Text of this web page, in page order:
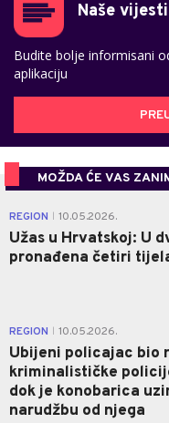
Naše
Budite bolje informisani
aplikaciju
MOŽDA ĆE VAS
REGION 10.05.2026.
Užas u Hrvatskoj: U
pronađena četiri
REGION 10.05.2026.
Ubijeni policajac bio
kriminalističke
dok je konobarica
narudžbu od njega